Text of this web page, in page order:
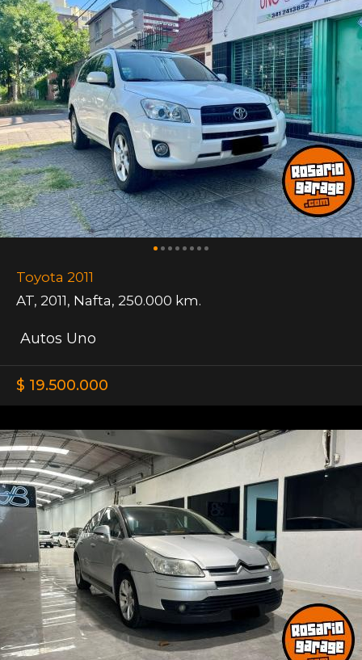
Toyota 2011
AT, 2011, Nafta, 250.000 km.
Autos Uno
$ 19.500.000